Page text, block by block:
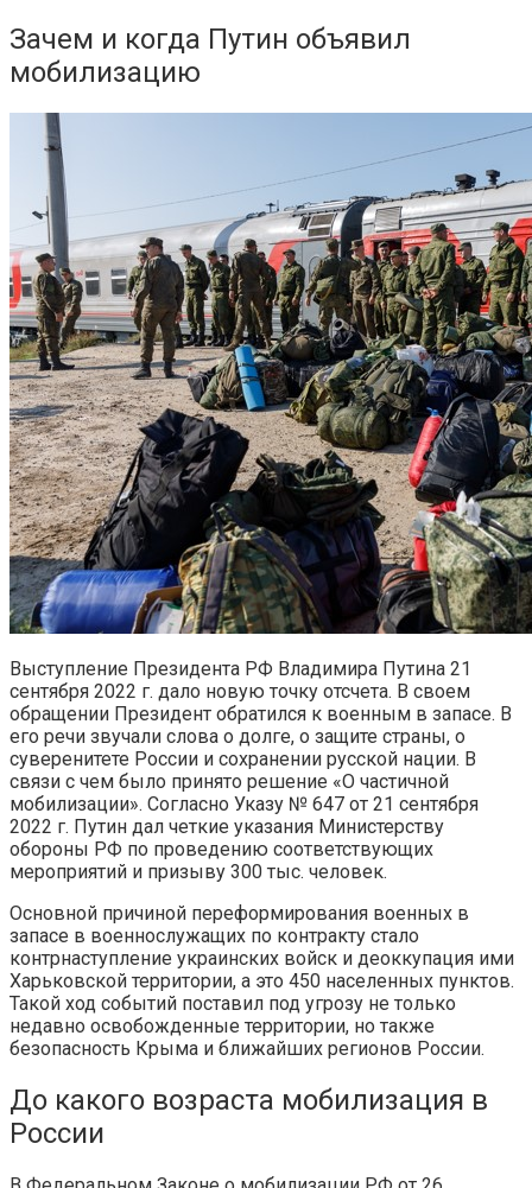
Зачем и когда Путин объявил
мобилизацию
Выступление Президента РФ Владимира Путина 21
сентября 2022 г. дало новую точку отсчета. В своем
обращении Президент обратился к военным в запасе. В
его речи звучали слова о долге, о защите страны, о
суверенитете России и сохранении русской нации. В
связи с чем было принято решение «О частичной
мобилизации». Согласно Указу № 647 от 21 сентября
2022 г. Путин дал четкие указания Министерству
обороны РФ по проведению соответствующих
мероприятий и призыву 300 тыс. человек.
Основной причиной переформирования военных в
запасе в военнослужащих по контракту стало
контрнаступление украинских войск и деоккупация ими
Харьковской территории, а это 450 населенных пунктов.
Такой ход событий поставил под угрозу не только
недавно освобожденные территории, но также
безопасность Крыма и ближайших регионов России.
До какого возраста мобилизация в
России